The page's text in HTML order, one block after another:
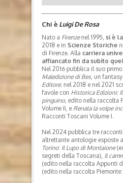
Chi è Luigi De Rosa
Nato a Firenzenel 1995, si è
2018 e in Scienze Storiche
di Firenze. Alla carriera
affiancato fin da subito
Nel 2016 pubblica il suo
Maledizione di Bes, un
Editore; nel 2018 e nel 2021
favole con Historica Edizioni:
pinguino, edito nella raccolta
Volume II, e Renata la volpe
Racconti Toscani Volume I.
Nel 2024 pubblica tre
altrettante antologie esposte
Torino: Il Lupo di Montaione
segreti della Toscana), Il
(edito nella raccolta Appunti
(edito nella raccolta